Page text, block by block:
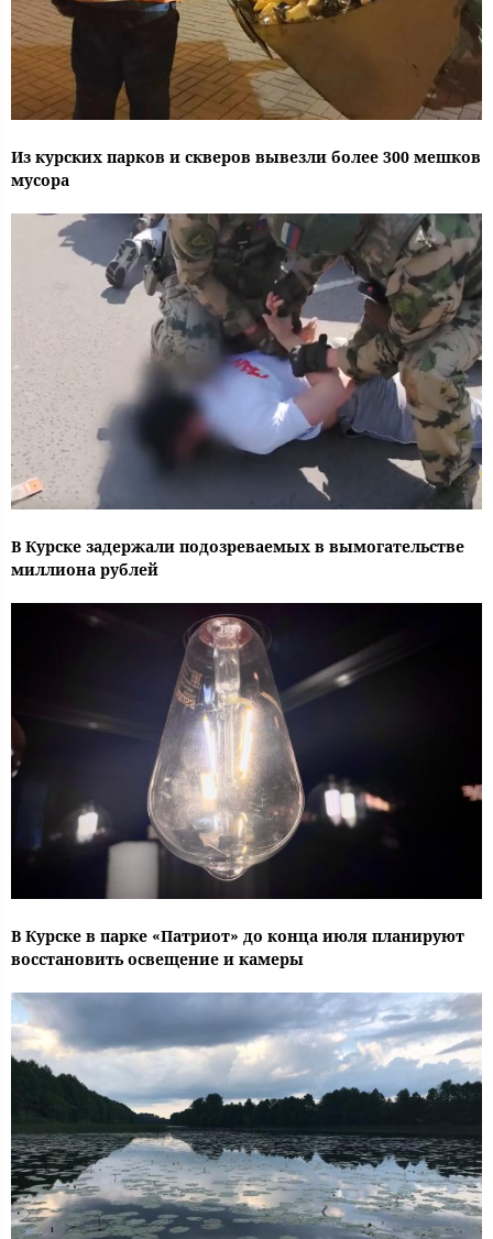
Из курских парков и скверов вывезли более 300 мешков
мусора
В Курске задержали подозреваемых в вымогательстве
миллиона рублей
В Курске в парке «Патриот» до конца июля планируют
восстановить освещение и камеры